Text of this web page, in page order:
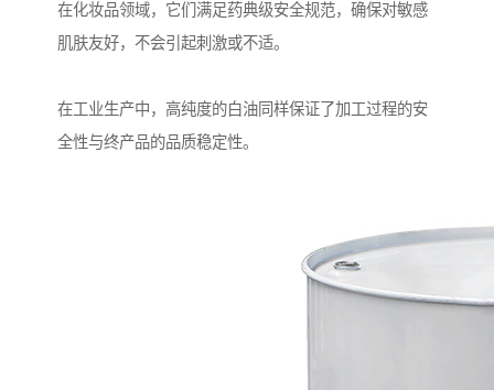
在化妆品领域，它们满足药典级安全规范，确保对敏感
肌肤友好，不会引起刺激或不适。
在工业生产中，高纯度的白油同样保证了加工过程的安
全性与终产品的品质稳定性。